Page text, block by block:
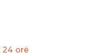
24 orë